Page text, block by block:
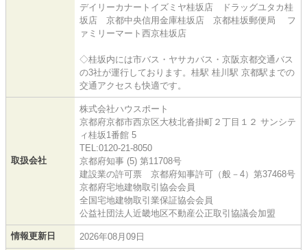
デイリーカナートイズミヤ桂坂店 ドラッグユタカ桂
坂店 京都中央信用金庫桂坂店 京都桂坂郵便局 フ
ァミリーマート西京桂坂店
◇桂坂内には市バス・ヤサカバス・京阪京都交通バス
の3社が運行しております。桂駅 桂川駅 京都駅までの
交通アクセスも快適です。
取扱会社
株式会社ハウスポート
京都府京都市西京区大枝北沓掛町２丁目１２ サンシテ
ィ桂坂1番館 5
TEL:0120-21-8050
京都府知事 (5) 第11708号
建設業の許可票 京都府知事許可（般－4）第37468号
京都府宅地建物取引協会会員
全国宅地建物取引業保証協会会員
公益社団法人近畿地区不動産公正取引協議会加盟
情報更新日 2026年08月09日